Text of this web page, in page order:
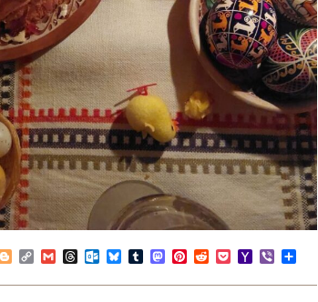
BloggerCopy
Link
GmailThreadsOutlook.com
Bluesky
TumblrMastodon
Pinterest
RedditPocketYahoo
Mail
Viber